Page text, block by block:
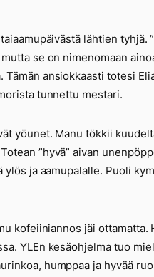
lähtien tyhjä.
se on nimenomaan
Tämän ansiokkaasti totesi
tunnettu mestari.
yöunet. Manu tökkii
”hyvä” aivan
ja aamupalalle. Puoli
kofeiiniannos jäi ottamatta.
YLEn kesäohjelma tuo
humppaa ja hyvää